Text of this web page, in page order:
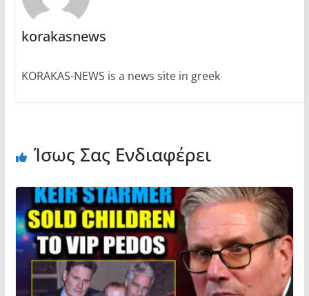
korakasnews
KORAKAS-NEWS is a news site in greek
Ίσως Σας Ενδιαφέρει